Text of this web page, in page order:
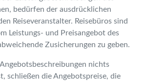
bedürfen der ausdrücklichen
Reiseveranstalter. Reisebüros sind
Leistungs- und Preisangebot des
Zusicherungen zu geben.
nichts
schließen die Angebotspreise, die